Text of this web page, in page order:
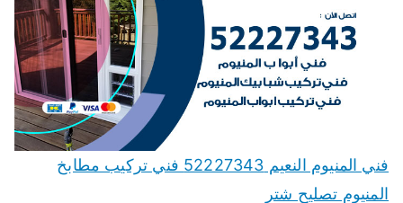
فني المنيوم النعيم 52227343 فني تركيب مطابخ
المنيوم تصليح شتر